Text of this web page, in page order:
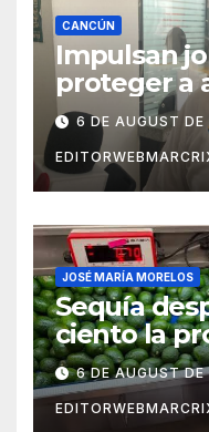
CANCÚN
Impulsan
proteger a
de fraudes
6 DE AUGUST
JOSÉ MARÍA MORELOS
Sequía
ciento la
aguacate
6 DE AUGUST